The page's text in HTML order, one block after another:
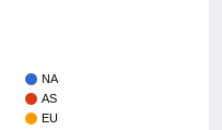
NA
AS
EU